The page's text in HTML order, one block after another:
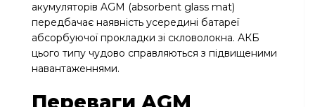
акумуляторів AGM (absorbent glass mat)
передбачає наявність усередині батареї
абсорбуючої прокладки зі скловолокна. АКБ
цього типу чудово справляються з підвищеними
навантаженнями.
Переваги AGM